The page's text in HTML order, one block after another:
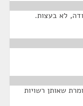
לא בעצות.
שאותן רשויות